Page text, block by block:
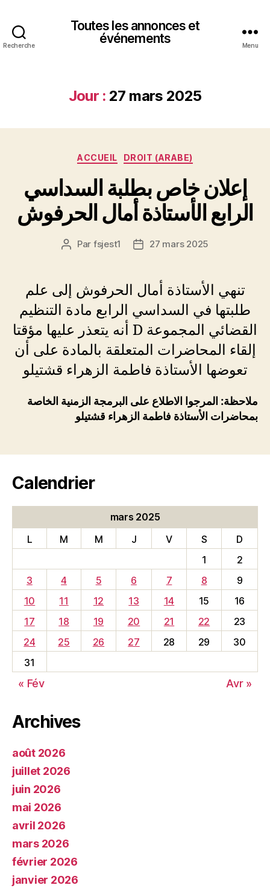
Recherche
Toutes les annonces et
événements
Menu
Jour : 27 mars 2025
Catégories
ACCUEIL DROIT (ARABE)
إعلان خاص بطلبة السداسي
الرابع الأستاذة أمال الحرفوش
Auteur
Par fsjest1
Date27 mars 2025
تنهي الأستاذة أمال الحرفوش إلى علم
طلبتها في السداسي الرابع مادة التنظيم
القضائي المجموعة D أنه يتعذر عليها مؤقتا
إلقاء المحاضرات المتعلقة بالمادة على أن
تعوضها الأستاذة فاطمة الزهراء قشتيلو
ملاحظة: المرجوا الاطلاع على البرمجة الزمنية الخاصة
بمحاضرات الأستاذة فاطمة الزهراء قشتيلو
Calendrier
mars 2025
L
M M J V S
D
1
2
3
4 5 6 7 8
9
10
11 12 13 14 15
16
17
18 19 20 21 22
23
24
25 26 27 28 29
30
31
« Fév Avr »
Archives
août 2026
juillet 2026
juin 2026
mai 2026
avril 2026
mars 2026
février 2026
janvier 2026